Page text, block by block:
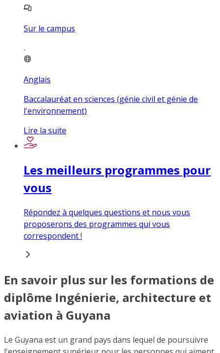
Sur le campus
Anglais
Baccalauréat en sciences (génie civil et génie de
l'environnement)
Lire la suite
Les meilleurs programmes pour
vous
Répondez à quelques questions et nous vous
proposerons des programmes qui vous
correspondent !
En savoir plus sur les formations de
diplôme Ingénierie, architecture et
aviation à Guyana
Le Guyana est un grand pays dans lequel de poursuivre